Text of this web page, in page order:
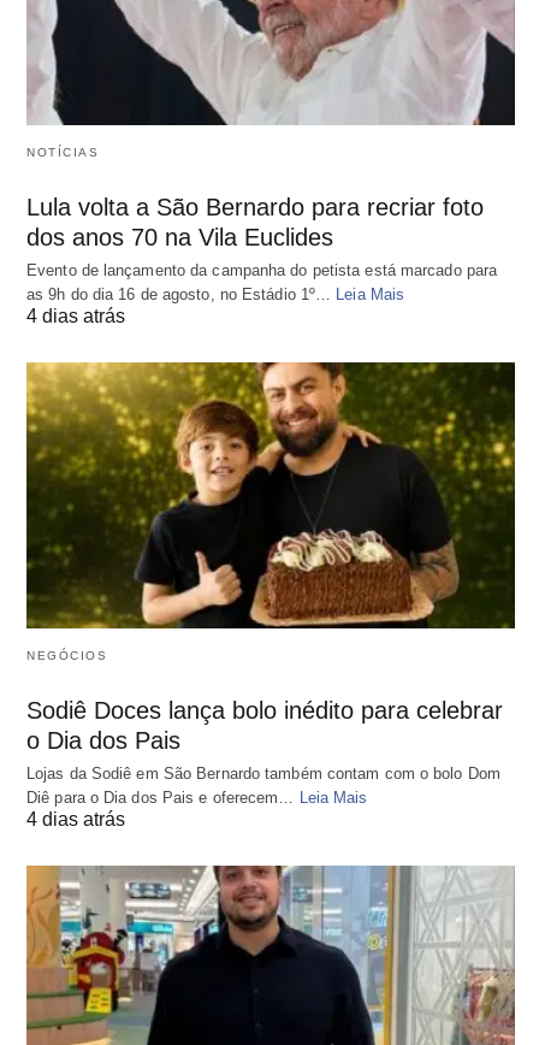
NOTÍCIAS
Lula volta a São Bernardo para recriar foto
dos anos 70 na Vila Euclides
Evento de lançamento da campanha do petista está marcado para
as 9h do dia 16 de agosto, no Estádio 1º… Leia Mais
4 dias atrás
NEGÓCIOS
Sodiê Doces lança bolo inédito para celebrar
o Dia dos Pais
Lojas da Sodiê em São Bernardo também contam com o bolo Dom
Diê para o Dia dos Pais e oferecem… Leia Mais
4 dias atrás